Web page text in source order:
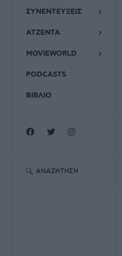
ΣΥΝΕΝΤΕΥΞΕΙΣ
ΑΤΖΕΝΤΑ
MOVIEWORLD
PODCASTS
ΒΙΒΛΙΟ
ΑΝΑΖΉΤΗΣΗ